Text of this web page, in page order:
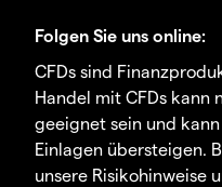
Folgen Sie uns online:
CFDs sind
Handel mit CFDs
geeignet sein und
Einlagen übersteigen.
unsere Risikohinweise